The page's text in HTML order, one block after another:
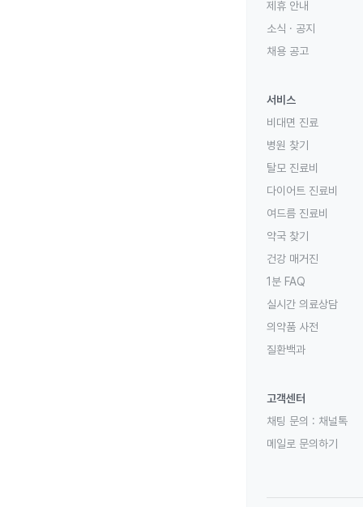
제휴 안내
소식 · 공지
채용 공고
서비스
비대면 진료
병원 찾기
탈모 진료비
다이어트 진료비
여드름 진료비
약국 찾기
건강 매거진
1분 FAQ
실시간 의료상담
의약품 사전
질환백과
고객센터
채팅 문의 : 채널톡
메일로 문의하기